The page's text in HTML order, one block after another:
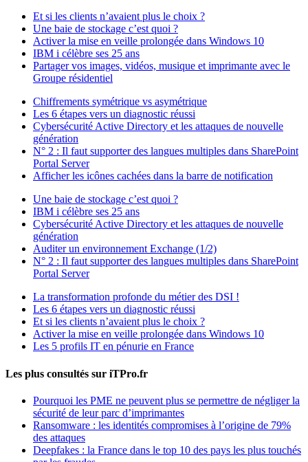
Et si les clients n’avaient plus le choix ?
Une baie de stockage c’est quoi ?
Activer la mise en veille prolongée dans Windows 10
IBM i célèbre ses 25 ans
Partager vos images, vidéos, musique et imprimante avec le
Groupe résidentiel
Chiffrements symétrique vs asymétrique
Les 6 étapes vers un diagnostic réussi
Cybersécurité Active Directory et les attaques de nouvelle
génération
N° 2 : Il faut supporter des langues multiples dans SharePoint
Portal Server
Afficher les icônes cachées dans la barre de notification
Une baie de stockage c’est quoi ?
IBM i célèbre ses 25 ans
Cybersécurité Active Directory et les attaques de nouvelle
génération
Auditer un environnement Exchange (1/2)
N° 2 : Il faut supporter des langues multiples dans SharePoint
Portal Server
La transformation profonde du métier des DSI !
Les 6 étapes vers un diagnostic réussi
Et si les clients n’avaient plus le choix ?
Activer la mise en veille prolongée dans Windows 10
Les 5 profils IT en pénurie en France
Les plus consultés sur iTPro.fr
Pourquoi les PME ne peuvent plus se permettre de négliger la
sécurité de leur parc d’imprimantes
Ransomware : les identités compromises à l’origine de 79%
des attaques
Deepfakes : la France dans le top 10 des pays les plus touchés